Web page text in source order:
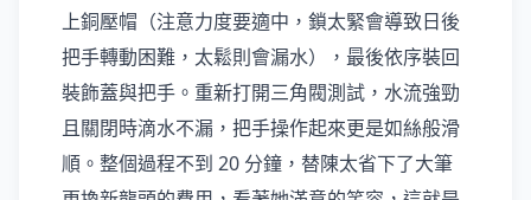
上銅壓帽（注意力度要適中，鎖太緊會導致日後
把手轉動困難，太鬆則會漏水），最後依序裝回
裝飾蓋與把手。重新打開三角閥測試，水流強勁
且關閉時滴水不漏，把手操作起來更是如絲般滑
順。整個過程不到 20 分鐘，替陳太省下了大筆